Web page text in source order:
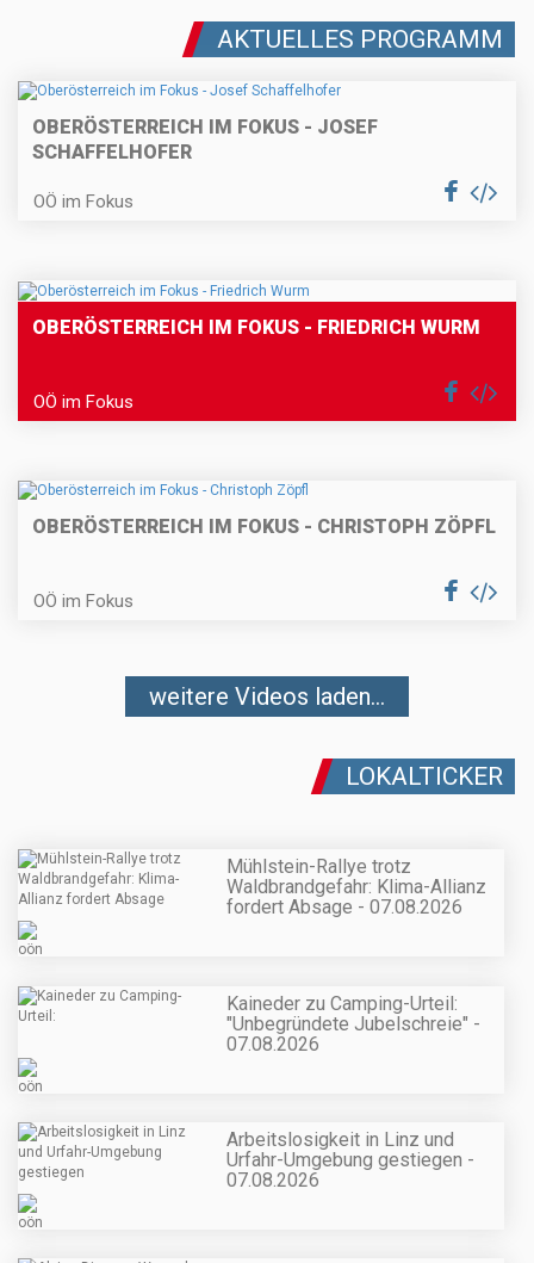
AKTUELLES PROGRAMM
OBERÖSTERREICH IM FOKUS - JOSEF
SCHAFFELHOFER
OÖ im Fokus
OBERÖSTERREICH IM FOKUS - FRIEDRICH WURM
OÖ im Fokus
OBERÖSTERREICH IM FOKUS - CHRISTOPH ZÖPFL
OÖ im Fokus
weitere Videos laden...
LOKALTICKER
Mühlstein-Rallye trotz
Waldbrandgefahr: Klima-Allianz
fordert Absage - 07.08.2026
Kaineder zu Camping-Urteil:
"Unbegründete Jubelschreie" -
07.08.2026
Arbeitslosigkeit in Linz und
Urfahr-Umgebung gestiegen -
07.08.2026